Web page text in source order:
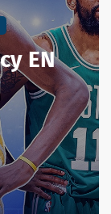
EN